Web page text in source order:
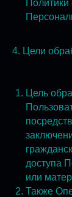
4. Цели
Цель
доступа
или
Также